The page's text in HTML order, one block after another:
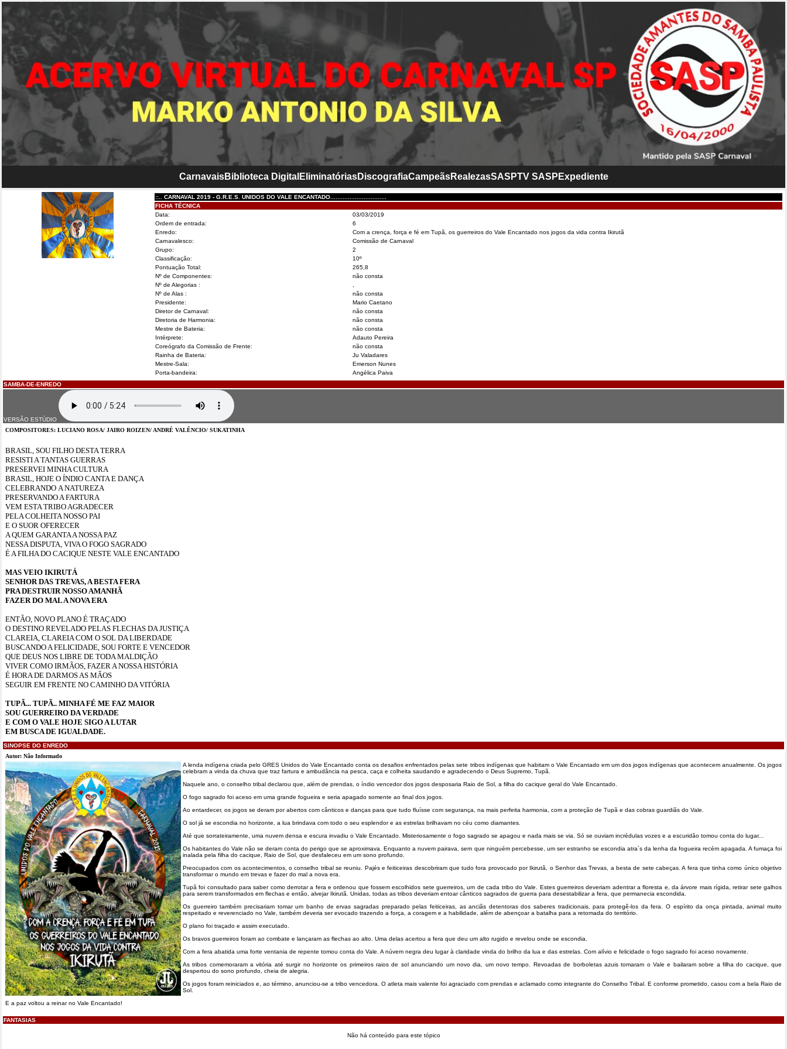
CarnavaisBiblioteca Digital EliminatóriasDiscografiaCampeãsRealezasSASPTV SASP Expediente
::.. CARNAVAL 2019 - G.R.E.S. UNIDOS DO VALE ENCANTADO................................
FICHA TÉCNICA
Data:
03/03/2019
Ordem de entrada:
6
Enredo:
Com a crença, força e fé em Tupã, os guerreiros do Vale Encantado nos jogos da vida contra Ikirutã
Carnavalesco:
Comissão de Carnaval
Grupo:
2
Classificação:
10º
Pontuação Total:
265,8
Nº de Componentes:
não consta
Nº de Alegorias :
Nº de Alas :
não consta
Presidente:
Mario Caetano
Diretor de Carnaval:
não consta
Diretoria de Harmonia:
não consta
Mestre de Bateria:
não consta
Intérprete:
Adauto Pereira
Coreógrafo da Comissão de Frente:
não consta
Rainha de Bateria:
Ju Valadares
Mestre-Sala:
Emerson Nunes
Porta-bandeira:
Angélica Paiva
SAMBA-DE-ENREDO
VERSÃO ESTÚDIO
COMPOSITORES: LUCIANO ROSA/ JAIRO ROIZEN/ ANDRÉ VALÊNCIO/ SUKATINHA
BRASIL, SOU FILHO DESTA TERRA
RESISTI A TANTAS GUERRAS
PRESERVEI MINHA CULTURA
BRASIL, HOJE O ÍNDIO CANTA E DANÇA
CELEBRANDO A NATUREZA
PRESERVANDO A FARTURA
VEM ESTA TRIBO AGRADECER
PELA COLHEITA NOSSO PAI
E O SUOR OFERECER
A QUEM GARANTA A NOSSA PAZ
NESSA DISPUTA, VIVA O FOGO SAGRADO
É A FILHA DO CACIQUE NESTE VALE ENCANTADO
MAS VEIO IKIRUTÁ
SENHOR DAS TREVAS, A BESTA FERA
PRA DESTRUIR NOSSO AMANHÃ
FAZER DO MAL A NOVA ERA
ENTÃO, NOVO PLANO É TRAÇADO
O DESTINO REVELADO PELAS FLECHAS DA JUSTIÇA
CLAREIA, CLAREIA COM O SOL DA LIBERDADE
BUSCANDO A FELICIDADE, SOU FORTE E VENCEDOR
QUE DEUS NOS LIBRE DE TODA MALDIÇÃO
VIVER COMO IRMÃOS, FAZER A NOSSA HISTÓRIA
É HORA DE DARMOS AS MÃOS
SEGUIR EM FRENTE NO CAMINHO DA VITÓRIA
TUPÃ... TUPÃ.. MINHA FÉ ME FAZ MAIOR
SOU GUERREIRO DA VERDADE
E COM O VALE HOJE SIGO A LUTAR
EM BUSCA DE IGUALDADE.
SINOPSE DO ENREDO
Autor: Não Informado
A lenda indígena criada pelo GRES Unidos do Vale Encantado conta os desafios enfrentados pelas sete tribos indígenas que habitam o Vale Encantado em um dos jogos indígenas que acontecem anualmente. Os jogos
celebram a vinda da chuva que traz fartura e ambudância na pesca, caça e colheita saudando e agradecendo o Deus Supremo, Tupã.
Naquele ano, o conselho tribal declarou que, além de prendas, o índio vencedor dos jogos desposaria Raio de Sol, a filha do cacique geral do Vale Encantado.
O fogo sagrado foi aceso em uma grande fogueira e seria apagado somente ao final dos jogos.
Ao entardecer, os jogos se deram por abertos com cânticos e danças para que tudo fluísse com segurança, na mais perfeita harmonia, com a proteção de Tupã e das cobras guardiãs do Vale.
O sol já se escondia no horizonte, a lua brindava com todo o seu esplendor e as estrelas brilhavam no céu como diamantes.
Até que sorrateiramente, uma nuvem densa e escura invadiu o Vale Encantado. Misteriosamente o fogo sagrado se apagou e nada mais se via. Só se ouviam incrédulas vozes e a escuridão tomou conta do lugar...
Os habitantes do Vale não se deram conta do perigo que se aproximava. Enquanto a nuvem pairava, sem que ninguém percebesse, um ser estranho se escondia atra´s da lenha da fogueira recém apagada. A fumaça foi
inalada pela filha do cacique, Raio de Sol, que desfaleceu em um sono profundo.
Preocupados com os acontecimentos, o conselho tribal se reuniu. Pajés e feiticeiras descobriram que tudo fora provocado por Ikirutã, o Senhor das Trevas, a besta de sete cabeças. A fera que tinha como único objetivo
transformar o mundo em trevas e fazer do mal a nova era.
Tupã foi consultado para saber como derrotar a fera e ordenou que fossem escolhidos sete guerreiros, um de cada tribo do Vale. Estes guerreiros deveriam adentrar a floresta e, da árvore mais rígida, retirar sete galhos
para serem transformados em flechas e então, alvejar Ikirutã. Unidas, todas as tribos deveriam entoar cânticos sagrados de guerra para desestabilizar a fera, que permanecia escondida.
Os guerreiro também precisariam tomar um banho de ervas sagradas preparado pelas feiticeiras, as anciãs detentoras dos saberes tradicionais, para protegê-los da fera. O espírito da onça pintada, animal muito
respeitado e reverenciado no Vale, também deveria ser evocado trazendo a força, a coragem e a habilidade, além de abençoar a batalha para a retomada do território.
O plano foi traçado e assim executado.
Os bravos guerreiros foram ao combate e lançaram as flechas ao alto. Uma delas acertou a fera que deu um alto rugido e revelou onde se escondia.
Com a fera abatida uma forte ventania de repente tomou conta do Vale. A núvem negra deu lugar à claridade vinda do brilho da lua e das estrelas. Com alívio e felicidade o fogo sagrado foi aceso novamente.
As tribos comemoraram a vitória até surgir no horizonte os primeiros raios de sol anunciando um novo dia, um novo tempo. Revoadas de borboletas azuis tomaram o Vale e bailaram sobre a filha do cacique, que
despertou do sono profundo, cheia de alegria.
Os jogos foram reiniciados e, ao término, anunciou-se a tribo vencedora. O atleta mais valente foi agraciado com prendas e aclamado como integrante do Conselho Tribal. E conforme prometido, casou com a bela Raio de
Sol.
E a paz voltou a reinar no Vale Encantado!
FANTASIAS
Não há conteúdo para este tópico